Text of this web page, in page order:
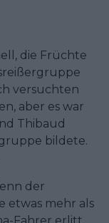
die Früchte
versuchten
aber es war
Thibaud
bildete.
der
etwas mehr als